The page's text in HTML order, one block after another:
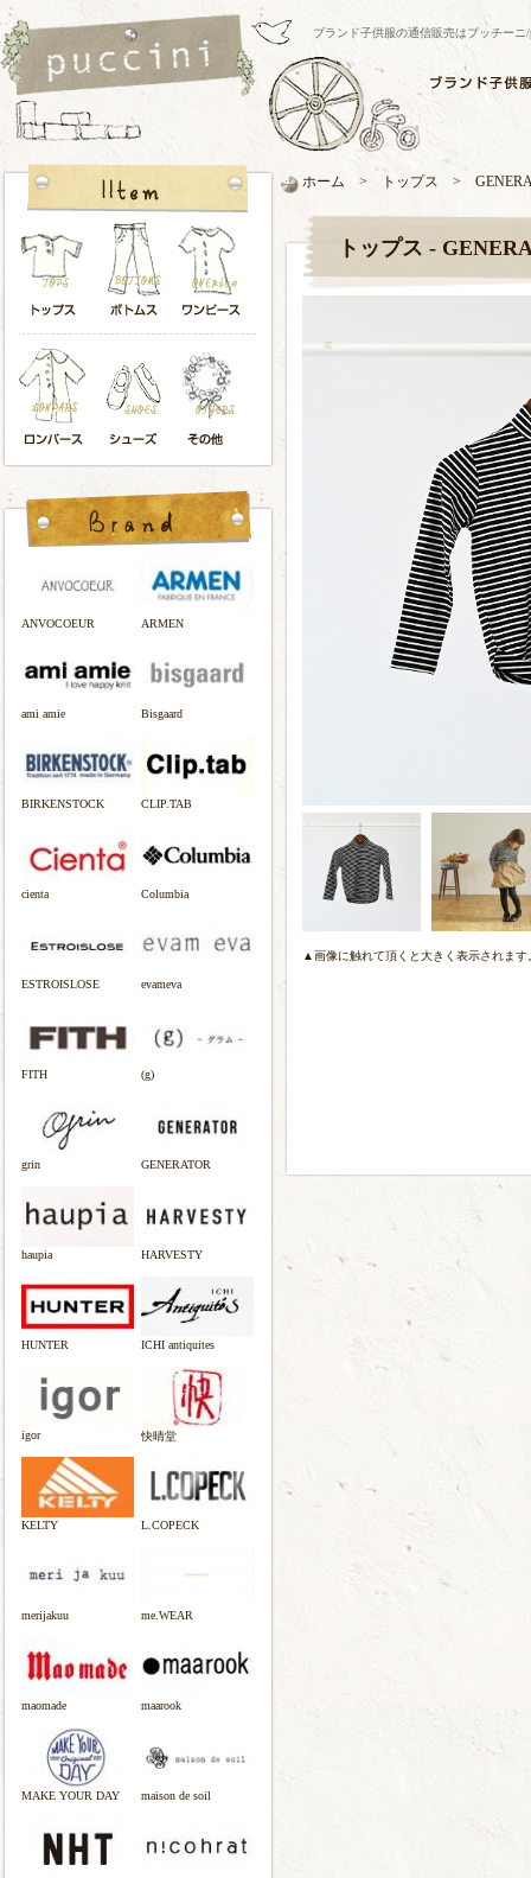
ブランド子供服の通信販売はプッチー
ANVOCOEUR ARMEN
ami amie Bisgaard
BIRKENSTOCK CLIP.TAB
cienta Columbia
ESTROISLOSE evameva
FITH (g)
grin GENERATOR
haupia HARVESTY
HUNTER ICHI antiquites
igor 快晴堂
KELTY L.COPECK
merijakuu me.WEAR
maomade maarook
MAKE YOUR DAY maison de soil
ホーム > トップス >
トップス -
▲画像に触れて頂くと大きく表示されます